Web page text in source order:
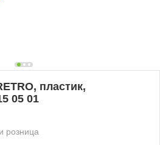
пластик,
05 01
розница